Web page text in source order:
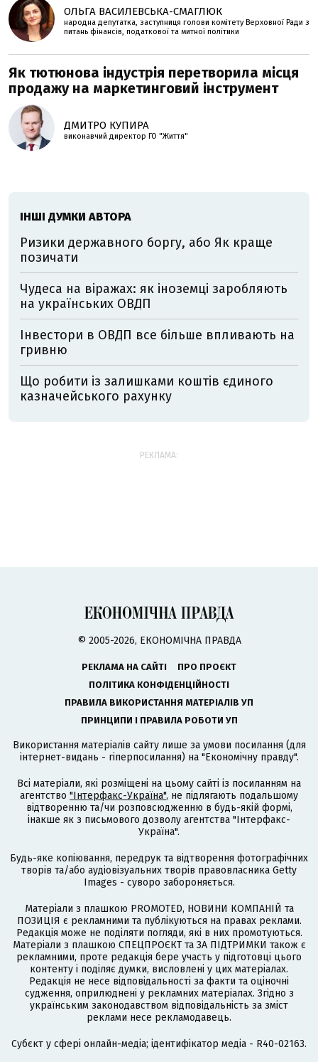
ОЛЬГА ВАСИЛЕВСЬКА-СМАГЛЮК
народна депутатка, заступниця голови комітету Верховної Ради з
питань фінансів, податкової та митної політики
Як тютюнова індустрія перетворила місця
продажу на маркетинговий інструмент
ДМИТРО КУПИРА
виконавчий директор ГО "Життя"
ІНШІ ДУМКИ АВТОРА
Ризики державного боргу, або Як краще
позичати
Чудеса на віражах: як іноземці заробляють
на українських ОВДП
Інвестори в ОВДП все більше впливають на
гривню
Що робити із залишками коштів єдиного
казначейського рахунку
РЕКЛАМА:
© 2005-2026, ЕКОНОМІЧНА ПРАВДА
РЕКЛАМА НА САЙТІ
ПРО ПРОЄКТ
ПОЛІТИКА КОНФІДЕНЦІЙНОСТІ
ПРАВИЛА ВИКОРИСТАННЯ МАТЕРІАЛІВ УП
ПРИНЦИПИ І ПРАВИЛА РОБОТИ УП
Використання матеріалів сайту лише за умови посилання (для
інтернет-видань - гіперпосилання) на "Економічну правду".
Всі матеріали, які розміщені на цьому сайті із посиланням на
агентство "Інтерфакс-Україна", не підлягають подальшому
відтворенню та/чи розповсюдженню в будь-якій формі,
інакше як з письмового дозволу агентства "Інтерфакс-
Україна".
Будь-яке копіювання, передрук та відтворення фотографічних
творів та/або аудіовізуальних творів правовласника Getty
Images - суворо забороняється.
Матеріали з плашкою PROMOTED, НОВИНИ КОМПАНІЙ та
ПОЗИЦІЯ є рекламними та публікуються на правах реклами.
Редакція може не поділяти погляди, які в них промотуються.
Матеріали з плашкою СПЕЦПРОЄКТ та ЗА ПІДТРИМКИ також є
рекламними, проте редакція бере участь у підготовці цього
контенту і поділяє думки, висловлені у цих матеріалах.
Редакція не несе відповідальності за факти та оціночні
судження, оприлюднені у рекламних матеріалах. Згідно з
українським законодавством відповідальність за зміст
реклами несе рекламодавець.
Cубєкт у сфері онлайн-медіа; ідентифікатор медіа - R40-02163.